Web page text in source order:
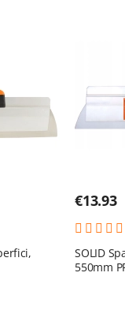
€13.93
SOLID
550mm